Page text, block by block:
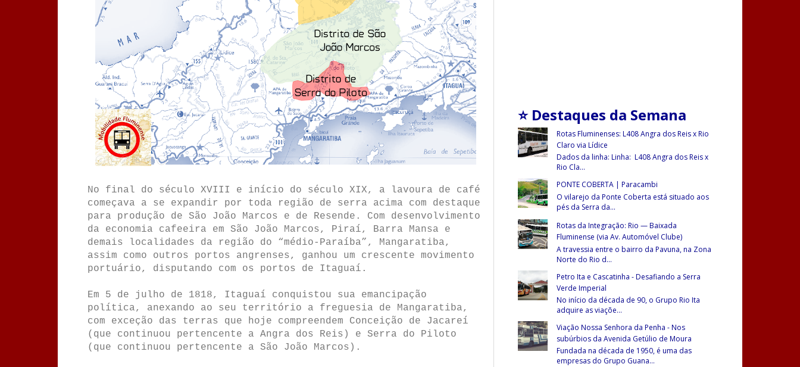
No final do século XVIII e início do século XIX, a lavoura de café
começava a se expandir por toda região de serra acima com destaque
para produção de São João Marcos e de Resende. Com desenvolvimento
da economia cafeeira em São João Marcos, Piraí, Barra Mansa e
demais localidades da região do “médio-Paraíba”, Mangaratiba,
assim como outros portos angrenses, ganhou um crescente movimento
portuário, disputando com os portos de Itaguaí.
Em 5 de julho de 1818, Itaguaí conquistou sua emancipação
política, anexando ao seu território a freguesia de Mangaratiba,
com exceção das terras que hoje compreendem Conceição de Jacareí
(que continuou pertencente a Angra dos Reis) e Serra do Piloto
(que continuou pertencente a São João Marcos).
⭐ Destaques da Semana
Rotas Fluminenses: L408 Angra dos Reis x Rio
Claro via Lídice
Dados da linha: Linha: L408 Angra dos Reis x
Rio Cla...
PONTE COBERTA | Paracambi
O vilarejo da Ponte Coberta está situado aos
pés da Serra da...
Rotas da Integração: Rio — Baixada
Fluminense (via Av. Automóvel Clube)
A travessia entre o bairro da Pavuna, na Zona
Norte do Rio d...
Petro Ita e Cascatinha - Desafiando a Serra
Verde Imperial
No início da década de 90, o Grupo Rio Ita
adquire as viaçõe...
Viação Nossa Senhora da Penha - Nos
subúrbios da Avenida Getúlio de Moura
Fundada na década de 1950, é uma das
empresas do Grupo Guana...